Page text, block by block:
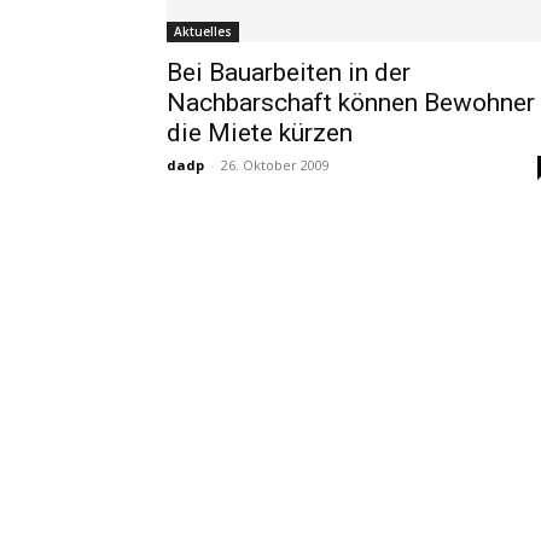
Aktuelles
Bei Bauarbeiten in der
Nachbarschaft können Bewohner
die Miete kürzen
dadp - 26. Oktober 2009